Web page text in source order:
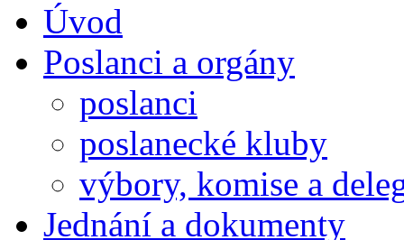
Úvod
Poslanci a orgány
poslanci
poslanecké kluby
výbory, komise a
Jednání a dokumenty